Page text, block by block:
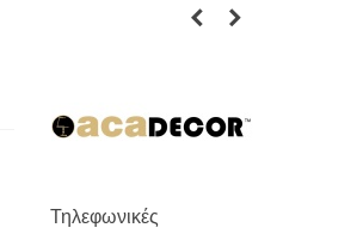
Τηλεφωνικές